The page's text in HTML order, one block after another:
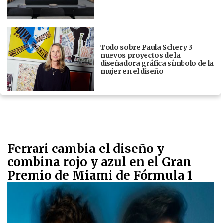
Todo sobre Paula Scher y 3
nuevos proyectos de la
diseñadora gráfica símbolo de la
mujer en el diseño
Ferrari cambia el diseño y
combina rojo y azul en el Gran
Premio de Miami de Fórmula 1